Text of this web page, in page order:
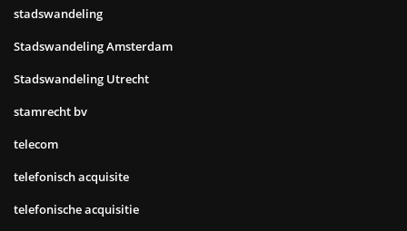
stadswandeling
Stadswandeling Amsterdam
Stadswandeling Utrecht
stamrecht bv
telecom
telefonisch acquisite
telefonische acquisitie